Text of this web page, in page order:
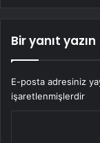
Bir yanıt yazın
E-posta adresiniz
işaretlenmişlerdir